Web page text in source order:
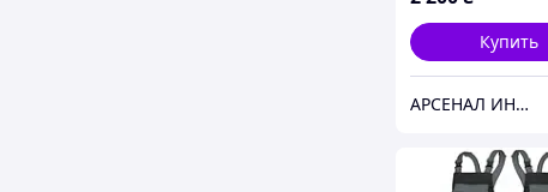
Купить
АРСЕНАЛ ИНСТРУМЕНТА